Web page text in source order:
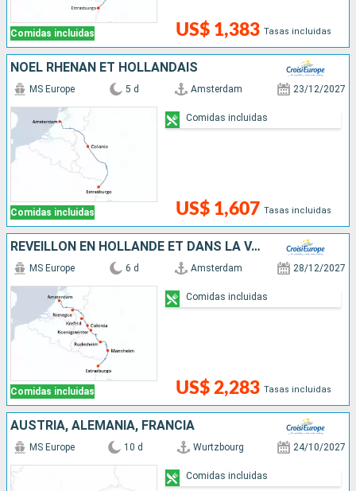
Comidas incluidas US$ 1,383 Tasas incluidas
NOËL RHÉNAN ET HOLLANDAIS
Comidas incluidas
MS Europe 5 d Amsterdam 23/12/2027
US$ 1,607 Tasas incluidas
Comidas incluidas
RÉVEILLON EN HOLLANDE ET DANS LA VALLÉE DU RHIN ROMANTIQUE
Comidas incluidas
MS Europe 6 d Amsterdam 28/12/2027
US$ 2,283 Tasas incluidas
Comidas incluidas
AUSTRIA, ALEMANIA, FRANCIA
MS Europe 10 d Wurtzbourg 24/10/2027
Comidas incluidas